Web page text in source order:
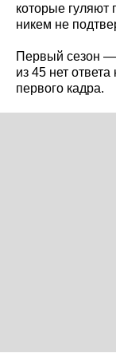
которые гуляют
никем не
Первый сезон
из 45 нет
первого кадра.